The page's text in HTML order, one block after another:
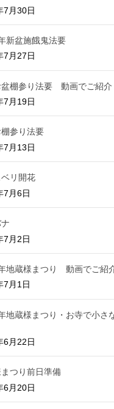
7月30日
新盆施餓鬼法要
7月27日
盆棚参り法要 動画でご紹介
7月19日
参り法要
7月13日
リ開花
7月6日
7月2日
地蔵様まつり 動画でご紹
7月1日
地蔵様まつり・お寺で小さ
6月22日
つり前日準備
6月20日